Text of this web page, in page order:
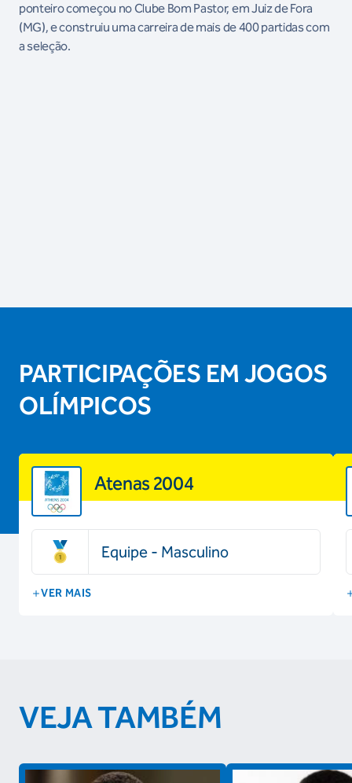
ponteiro começou no Clube Bom Pastor, em Juiz de Fora
(MG), e construiu uma carreira de mais de 400 partidas com
a seleção.
PARTICIPAÇÕES EM JOGOS
OLÍMPICOS
Atenas 2004
Equipe - Masculino
VER MAIS
VEJA TAMBÉM